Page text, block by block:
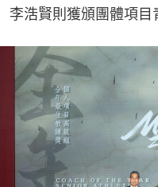
李浩賢則獲頒團體項目